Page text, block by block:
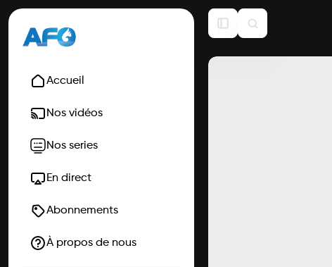
Accueil
Nos vidéos
Nos series
En direct
Abonnements
À propos de nous